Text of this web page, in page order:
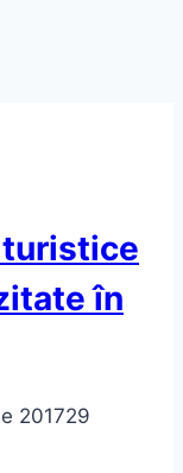
turistice
în
201729